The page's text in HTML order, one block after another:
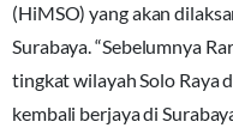
(HiMSO) yang akan
Surabaya. “Sebelumnya
tingkat wilayah Solo Raya
kembali berjaya di